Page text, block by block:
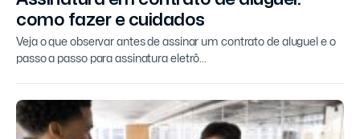
como fazer e cuidados
Veja o que observar antes de assinar um contrato de aluguel e o
passo a passo para assinatura eletrô...